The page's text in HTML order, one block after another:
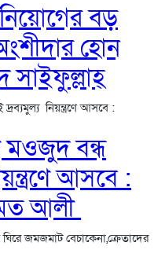
বড়
হোন
সাইফুল্লাহ্
মওজুদ বন্ধ
আসবে :
আলী